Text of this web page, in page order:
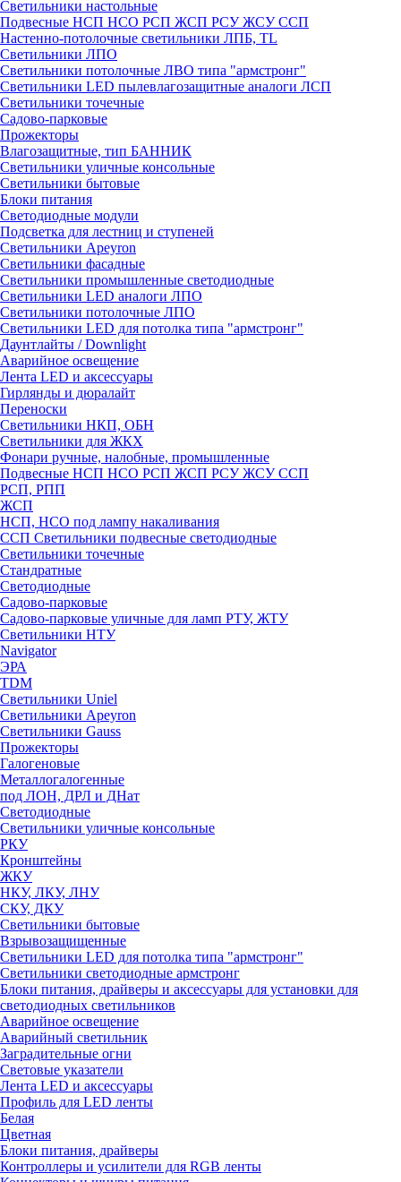
Светильники настольные
Подвесные НСП НСО РСП ЖСП РСУ ЖСУ ССП
Настенно-потолочные светильники ЛПБ, TL
Светильники ЛПО
Светильники потолочные ЛВО типа "армстронг"
Светильники LED пылевлагозащитные аналоги ЛСП
Светильники точечные
Садово-парковые
Прожекторы
Влагозащитные, тип БАННИК
Светильники уличные консольные
Светильники бытовые
Блоки питания
Светодиодные модули
Подсветка для лестниц и ступеней
Светильники Apeyron
Светильники фасадные
Светильники промышленные светодиодные
Светильники LED аналоги ЛПО
Светильники потолочные ЛПО
Светильники LED для потолка типа "армстронг"
Даунтлайты / Downlight
Аварийное освещение
Лента LED и аксессуары
Гирлянды и дюралайт
Переноски
Светильники НКП, ОБН
Светильники для ЖКХ
Фонари ручные, налобные, промышленные
Подвесные НСП НСО РСП ЖСП РСУ ЖСУ ССП
РСП, РПП
ЖСП
НСП, НСО под лампу накаливания
ССП Светильники подвесные светодиодные
Светильники точечные
Стандратные
Светодиодные
Садово-парковые
Садово-парковые уличные для ламп РТУ, ЖТУ
Светильники НТУ
Navigator
ЭРА
TDM
Светильники Uniel
Светильники Apeyron
Светильники Gauss
Прожекторы
Галогеновые
Металлогалогенные
под ЛОН, ДРЛ и ДНат
Светодиодные
Светильники уличные консольные
РКУ
Кронштейны
ЖКУ
НКУ, ЛКУ, ЛНУ
СКУ, ДКУ
Светильники бытовые
Взрывозащищенные
Светильники LED для потолка типа "армстронг"
Светильники светодиодные армстронг
Блоки питания, драйверы и аксессуары для установки для
светодиодных светильников
Аварийное освещение
Аварийный светильник
Заградительные огни
Световые указатели
Лента LED и аксессуары
Профиль для LED ленты
Белая
Цветная
Блоки питания, драйверы
Контроллеры и усилители для RGB ленты